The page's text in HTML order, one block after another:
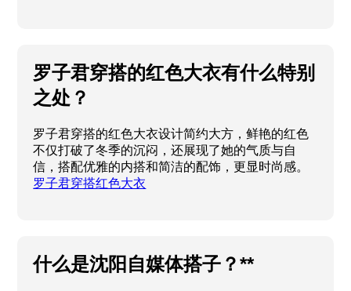
罗子君穿搭的红色大衣有什么特别
之处？
罗子君穿搭的红色大衣设计简约大方，鲜艳的红色
不仅打破了冬季的沉闷，还展现了她的气质与自
信，搭配优雅的内搭和简洁的配饰，更显时尚感。
罗子君穿搭红色大衣
什么是沈阳自媒体搭子？**